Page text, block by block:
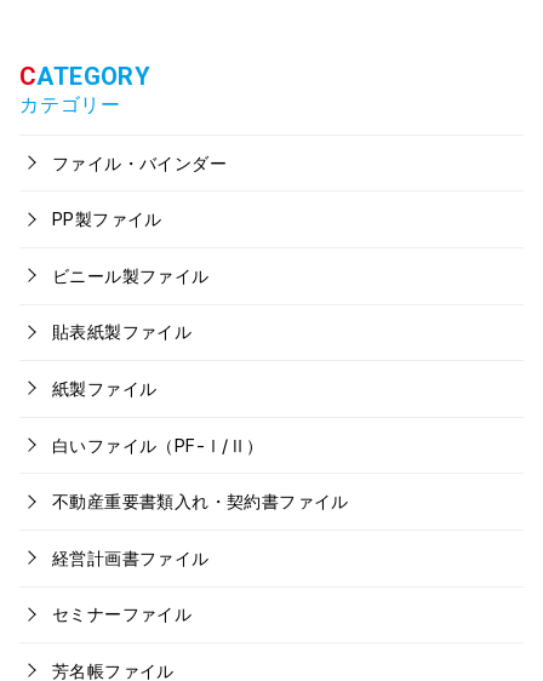
カテゴリー
ファイル・バインダー
PP製ファイル
ビニール製ファイル
貼表紙製ファイル
紙製ファイル
白いファイル（PF-Ⅰ/Ⅱ）
不動産重要書類入れ・契約書ファイル
経営計画書ファイル
セミナーファイル
芳名帳ファイル